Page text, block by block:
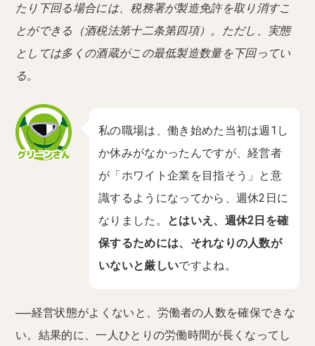
たり下回る場合には、税務署が製造免許を取り消すこ
とができる（酒税法第十二条第四項）。ただし、実態
としては多くの酒蔵がこの最低製造数量を下回ってい
る。
私の職場は、働き始めた当初は週1し
か休みがなかったんですが、経営者
が「ホワイト企業を目指そう」と意
識するようになってから、週休2日に
なりました。
とはいえ、週休2日を確
保するためには、それなりの人数が
いないと厳しいですよね。
──経営状態がよくないと、労働者の人数を確保できな
い。結果的に、一人ひとりの労働時間が長くなってし